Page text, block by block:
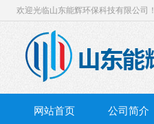
欢迎光临山东能辉环保科技有限公司！
网站首页 公司简介